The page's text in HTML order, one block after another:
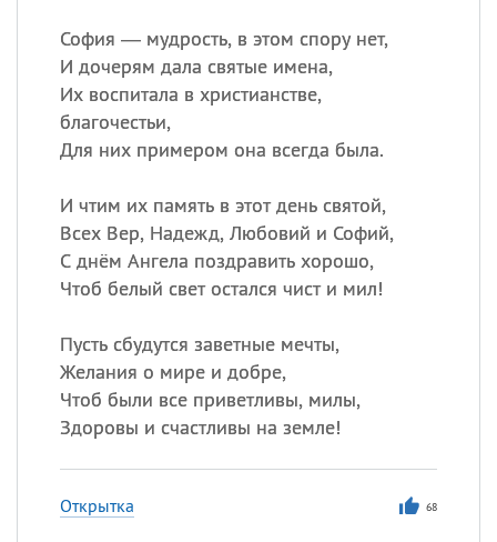
София — мудрость, в этом спору нет,
И дочерям дала святые имена,
Их воспитала в христианстве,
благочестьи,
Для них примером она всегда была.
И чтим их память в этот день святой,
Всех Вер, Надежд, Любовий и Софий,
С днём Ангела поздравить хорошо,
Чтоб белый свет остался чист и мил!
Пусть сбудутся заветные мечты,
Желания о мире и добре,
Чтоб были все приветливы, милы,
Здоровы и счастливы на земле!
Открытка 68
Национальный день
рисового пудинга
День Дымняшки
ИМЕНА
Сегодня празднуют именины
Посмотреть значение
происхождение